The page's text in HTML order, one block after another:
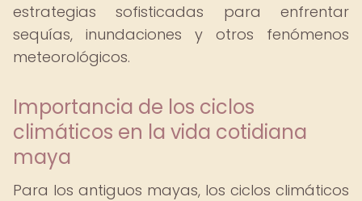
estrategias sofisticadas para enfrentar
sequías, inundaciones y otros fenómenos
meteorológicos.
Importancia de los ciclos
climáticos en la vida cotidiana
maya
Para los antiguos mayas, los ciclos climáticos